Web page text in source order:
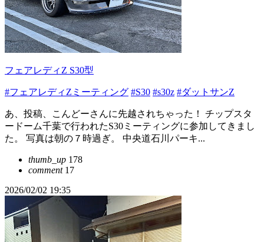
フェアレディZ S30型
#フェアレディZミーティング #S30 #s30z #ダットサンZ
あ、投稿、こんどーさんに先越されちゃった！ チップスタ
ードーム千葉で行われたS30ミーティングに参加してきまし
た。 写真は朝の７時過ぎ。 中央道石川パーキ...
thumb_up 178
comment17
2026/02/02 19:35